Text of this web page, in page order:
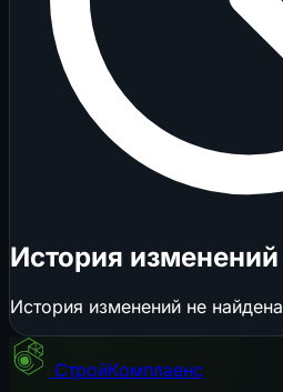
История изменений
История изменений не найдена
СтройКомплаенс